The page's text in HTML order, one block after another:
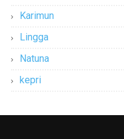
Karimun
Lingga
Natuna
kepri